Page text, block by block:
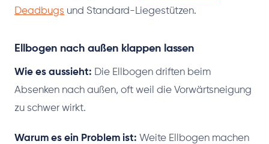
Deadbugs und Standard-Liegestützen.
Ellbogen nach außen klappen lassen
Wie es aussieht: Die Ellbogen driften beim
Absenken nach außen, oft weil die Vorwärtsneigung
zu schwer wirkt.
Warum es ein Problem ist: Weite Ellbogen machen